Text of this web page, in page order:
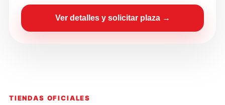
Ver detalles y solicitar plaza →
TIENDAS OFICIALES